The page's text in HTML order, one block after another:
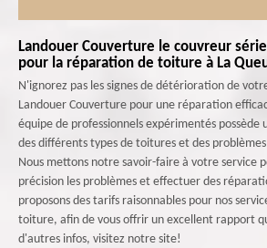
Landouer Couverture le couvreur
pour la réparation de toiture à La
N'ignorez pas les signes de détérioration de
Landouer Couverture pour une réparation
équipe de professionnels expérimentés possède
des différents types de toitures et des
Nous mettons notre savoir-faire à votre service
précision les problèmes et effectuer des
proposons des tarifs raisonnables pour nos
toiture, afin de vous offrir un excellent rapport
d'autres infos, visitez notre site!